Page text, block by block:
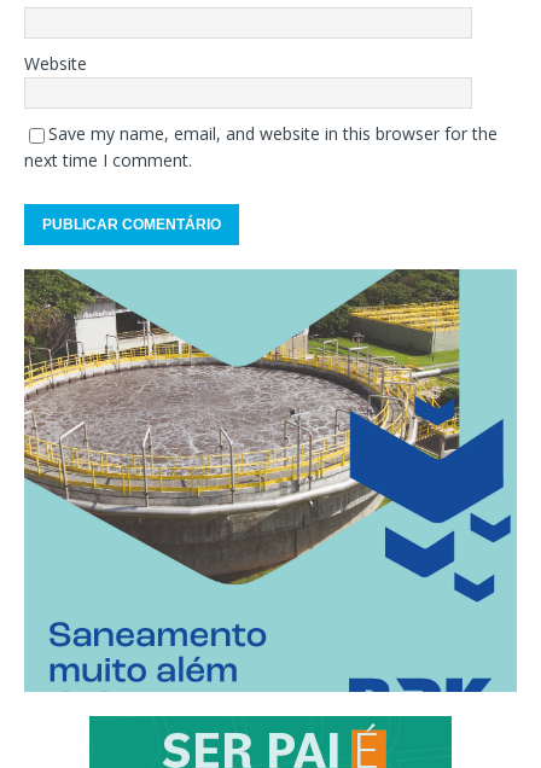
Website
Save my name, email, and website in this browser for the
next time I comment.